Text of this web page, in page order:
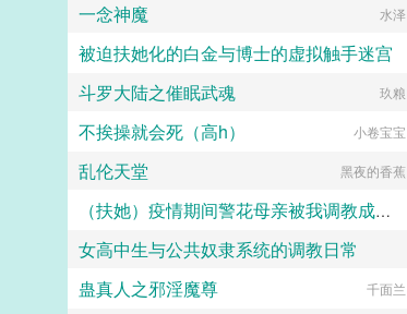
毒，几乎所有反派都知道，可是他们
却控制不住自己，心甘情愿低下头祈
求对方那微薄的爱意。哪怕少女明媚
鲜妍的面容吐露出令人难堪的话语，
践踏他们的自尊，踩碎他们的脊梁。
可爱意，依旧生生不息。面容美美心
狠狠女alphax各种阴暗大反派...
愿璀璨的北极光永远闪耀
一念神魔 水泽
被迫扶她化的白金与博士的虚拟触手迷宫
白虚
斗罗大陆之催眠武魂 玖粮
不挨操就会死（高h） 小卷宝宝
乱伦天堂 黑夜的香蕉
（扶她）疫情期间警花母亲被我调教成三洞全开的肉便器母狗
霜染official
女高中生与公共奴隶系统的调教日常
喵不可言
蛊真人之邪淫魔尊 千面兰